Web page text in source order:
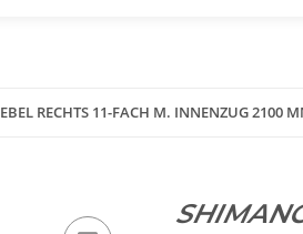
RECHTS 11-FACH M. INNENZUG 2100